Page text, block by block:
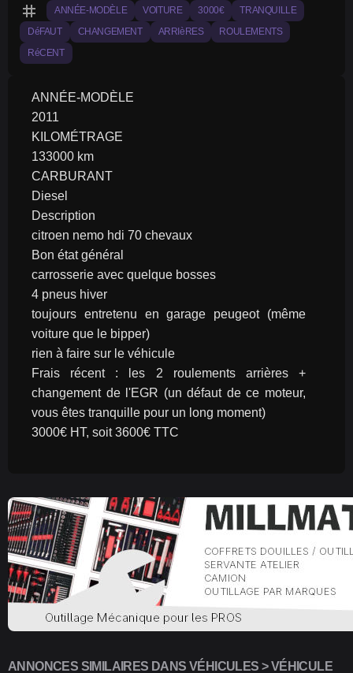
tag ANNÉE-MODÈLE VOITURE 3000€ TRANQUILLE
DéFAUT CHANGEMENT ARRIèRES ROULEMENTS
RéCENT
ANNÉE-MODÈLE
2011
KILOMÉTRAGE
133000 km
CARBURANT
Diesel
Description
citroen nemo hdi 70 chevaux
Bon état général
carrosserie avec quelque bosses
4 pneus hiver
toujours entretenu en garage peugeot (même
voiture que le bipper)
rien à faire sur le véhicule
Frais récent : les 2 roulements arrières +
changement de l'EGR (un défaut de ce moteur,
vous êtes tranquille pour un long moment)
3000€ HT, soit 3600€ TTC
ANNONCES SIMILAIRES DANS VÉHICULES > VÉHICULE